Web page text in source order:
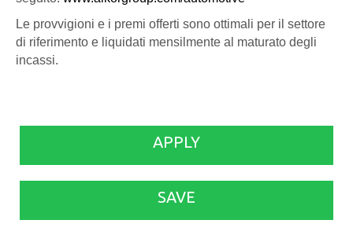
Le provvigioni e i premi offerti sono ottimali per il settore
di riferimento e liquidati mensilmente al maturato degli
incassi.
APPLY
SAVE